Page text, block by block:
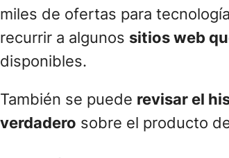
miles de ofertas para
recurrir a algunos sitios web
disponibles.
También se puede revisar el
verdadero sobre el producto